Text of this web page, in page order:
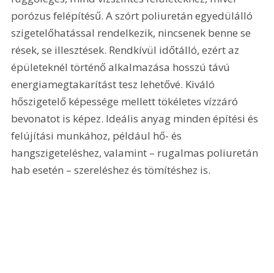
porózus felépítésű. A szórt poliuretán egyedülálló
szigetelőhatással rendelkezik, nincsenek benne se
rések, se illesztések. Rendkívül időtálló, ezért az
épületeknél történő alkalmazása hosszú távú
energiamegtakarítást tesz lehetővé. Kiváló
hőszigetelő képessége mellett tökéletes vízzáró
bevonatot is képez. Ideális anyag minden építési és
felújítási munkához, például hő- és
hangszigeteléshez, valamint – rugalmas poliuretán
hab esetén – szereléshez és tömítéshez is.